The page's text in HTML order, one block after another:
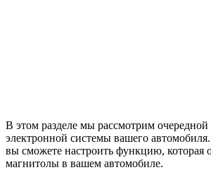
В этом разделе мы рассмотрим
электронной системы вашего
вы сможете настроить функцию, которая
магнитолы в вашем автомобиле.